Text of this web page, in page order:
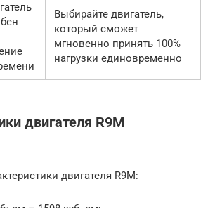
Выбирайте двигатель,
который сможет
мгновенно принять 100%
нагрузки единовременно
двигателя R9M
двигателя R9M: